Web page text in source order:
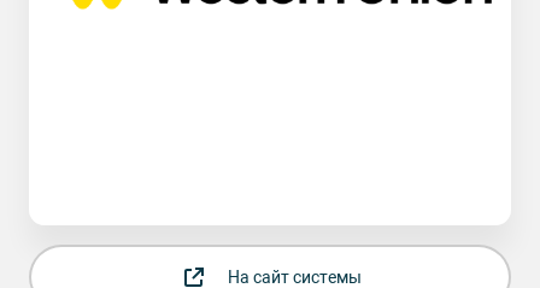
На сайт системы